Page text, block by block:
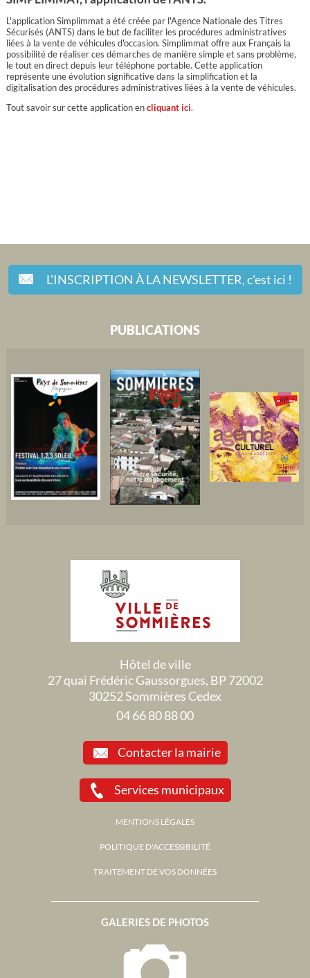
L'application Simplimmat a été créée par l'Agence Nationale des Titres
Sécurisés (ANTS) dans le but de faciliter les procédures administratives
liées à la vente de véhicules d'occasion. Simplimmat offre aux Français la
possibilité de réaliser ces démarches de manière simple et sans problème,
le tout en direct depuis leur téléphone portable. Cette application
représente une évolution significative dans la simplification et la
digitalisation des procédures administratives liées à la vente de véhicules.
Tout savoir sur cette application encliquant ici.
L'INSCRIPTION À LA NEWSLETTER,c'est ici !
GALERIES DE PHOTOS
PUBLICATIONS
Hôtel de ville
27 quai Frédéric Gaussorgues, BP 72002
30252 Sommières Cedex
04 66 80 88 00
Contacter la mairie
Services municipaux
MENTIONS LÉGALES
POLITIQUE D'ACCESSIBILITÉ
TRAITEMENT DE VOS DONNÉES